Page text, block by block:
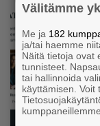
Välitämme
Me ja 182
ja/tai haemme
Näitä tietoja ovat
tunnisteet.
tai hallinnoida
käyttämisen. Voit